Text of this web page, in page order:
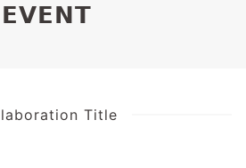
𝗘𝗩𝗘𝗡𝗧
Title